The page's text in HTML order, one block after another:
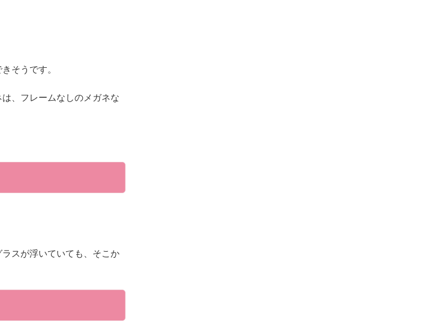
そうです。
、フレームなしのメガネな
スが浮いていても、そこか